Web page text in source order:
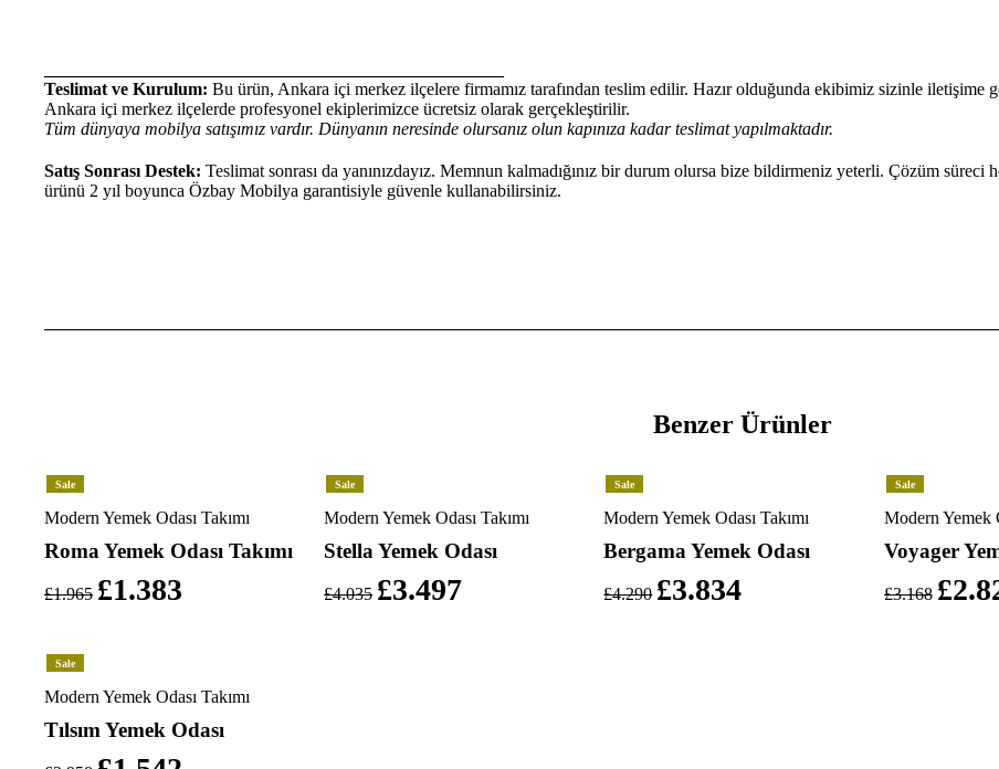
Teslimat ve Kurulum: Bu ürün, Ankara içi merkez ilçelere firmamız tarafından teslim edilir. Hazır olduğunda ekibimiz sizinle iletişime
Ankara içi merkez ilçelerde profesyonel ekiplerimizce ücretsiz olarak gerçekleştirilir.
Tüm dünyaya mobilya satışımız vardır. Dünyanın neresinde olursanız olun kapınıza kadar teslimat yapılmaktadır.
Satış Sonrası Destek: Teslimat sonrası da yanınızdayız. Memnun kalmadığınız bir durum olursa bize bildirmeniz yeterli. Çözüm süreci
ürünü 2 yıl boyunca Özbay Mobilya garantisiyle güvenle kullanabilirsiniz.
Benzer Ürünler
Sale
Modern Yemek Odası Takımı
Roma Yemek Odası Takımı
£1.965 £1.383
Sale
Modern Yemek Odası Takımı
Stella Yemek Odası
£4.035 £3.497
Sale
Modern Yemek Odası Takımı
Bergama Yemek Odası
£4.290 £3.834
Sale
Modern Yemek
Voyager
£3.168 £
Sale
Modern Yemek Odası Takımı
Tılsım Yemek Odası